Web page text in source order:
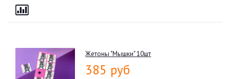
Жетоны "Мышки" 10шт
385 руб